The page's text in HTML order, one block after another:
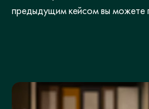
предыдущим кейсом вы можете